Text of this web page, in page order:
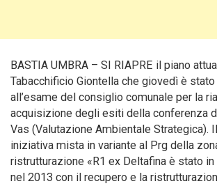
BASTIA UMBRA – SI RIAPRE il piano
Tabacchificio Giontella che giovedì è
all’esame del consiglio comunale per la
acquisizione degli esiti della conferenza
Vas (Valutazione Ambientale Strategica).
iniziativa mista in variante al Prg della
ristrutturazione «R1 ex Deltafina è stato
nel 2013 con il recupero e la